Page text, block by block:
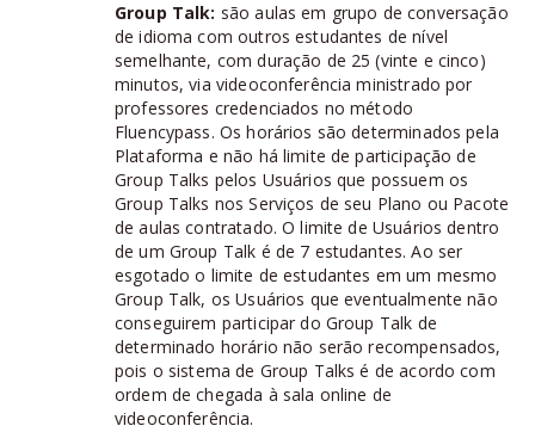
Group Talk: são aulas em grupo de conversação
de idioma com outros estudantes de nível
semelhante, com duração de 25 (vinte e cinco)
minutos, via videoconferência ministrado por
professores credenciados no método
Fluencypass. Os horários são determinados pela
Plataforma e não há limite de participação de
Group Talks pelos Usuários que possuem os
Group Talks nos Serviços de seu Plano ou Pacote
de aulas contratado. O limite de Usuários dentro
de um Group Talk é de 7 estudantes. Ao ser
esgotado o limite de estudantes em um mesmo
Group Talk, os Usuários que eventualmente não
conseguirem participar do Group Talk de
determinado horário não serão recompensados,
pois o sistema de Group Talks é de acordo com
ordem de chegada à sala online de
videoconferência.